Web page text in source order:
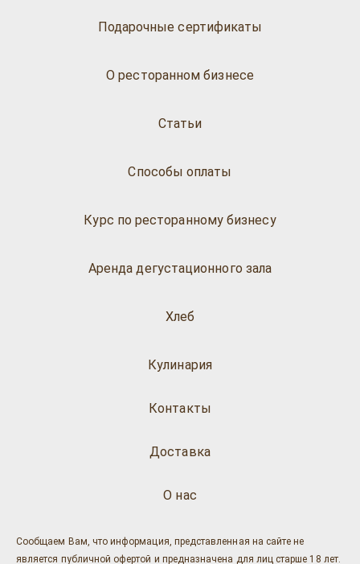
Подарочные сертификаты
О ресторанном бизнесе
Статьи
Способы оплаты
Курс по ресторанному бизнесу
Аренда дегустационного зала
Хлеб
Кулинария
О нас
Доставка
Контакты
Сообщаем Вам, что информация, представленная на сайте не
является публичной офертой и предназначена для лиц старше 18 лет.